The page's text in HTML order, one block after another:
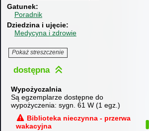
Gatunek
Poradnik
Dziedzina i ujęcie
Medycyna i zdrowie
Pokaż streszczenie
dostępna
Wypożyczalnia
Są egzemplarze dostępne do
wypożyczenia: sygn. 61 W (1 egz. )
Biblioteka nieczynna - przerwa
wakacyjna